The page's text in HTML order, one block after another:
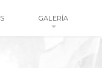
GALERÍA